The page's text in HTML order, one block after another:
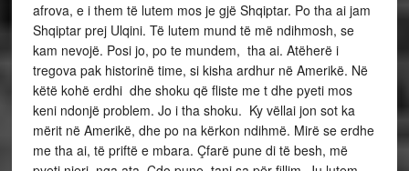
afrova, e i them të lutem mos je gjë Shqiptar. Po tha ai jam
Shqiptar prej Ulqini. Të lutem mund të më ndihmosh, se
kam nevojë. Posi jo, po te mundem, tha ai. Atëherë i
tregova pak historinë time, si kisha ardhur në Amerikë. Në
këtë kohë erdhi dhe shoku që fliste me t dhe pyeti mos
keni ndonjë problem. Jo i tha shoku. Ky vëllai jon sot ka
mërit në Amerikë, dhe po na kërkon ndihmë. Mirë se erdhe
me tha ai, të priftë e mbara. Çfarë pune di të besh, më